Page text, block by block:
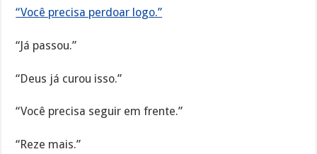
“Você precisa perdoar logo.”
“Já passou.”
“Deus já curou isso.”
“Você precisa seguir em frente.”
“Reze mais.”